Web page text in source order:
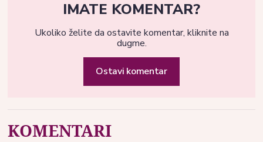
IMATE KOMENTAR?
Ukoliko želite da ostavite komentar, kliknite na
dugme.
Ostavi komentar
KOMENTARI